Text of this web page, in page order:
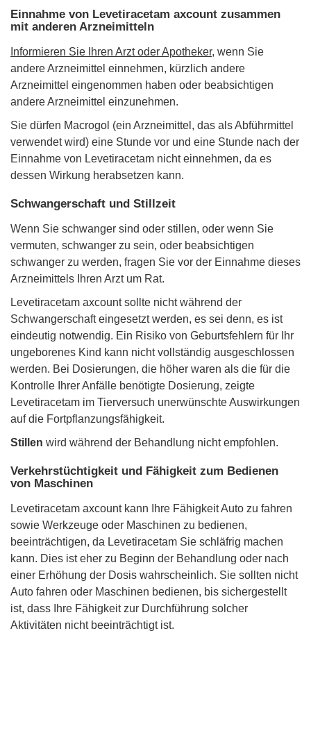
Einnahme von Levetiracetam axcount zusammen
mit anderen Arzneimitteln
Informieren Sie Ihren Arzt oder Apotheker, wenn Sie
andere Arzneimittel einnehmen, kürzlich andere
Arzneimittel eingenommen haben oder beabsichtigen
andere Arzneimittel einzunehmen.
Sie dürfen Macrogol (ein Arzneimittel, das als Abführmittel
verwendet wird) eine Stunde vor und eine Stunde nach der
Einnahme von Levetiracetam nicht einnehmen, da es
dessen Wirkung herabsetzen kann.
Schwangerschaft und Stillzeit
Wenn Sie schwanger sind oder stillen, oder wenn Sie
vermuten, schwanger zu sein, oder beabsichtigen
schwanger zu werden, fragen Sie vor der Einnahme dieses
Arzneimittels Ihren Arzt um Rat.
Levetiracetam axcount sollte nicht während der
Schwangerschaft eingesetzt werden, es sei denn, es ist
eindeutig notwendig. Ein Risiko von Geburtsfehlern für Ihr
ungeborenes Kind kann nicht vollständig ausgeschlossen
werden. Bei Dosierungen, die höher waren als die für die
Kontrolle Ihrer Anfälle benötigte Dosierung, zeigte
Levetiracetam im Tierversuch unerwünschte Auswirkungen
auf die Fortpflanzungsfähigkeit.
Stillen wird während der Behandlung nicht empfohlen.
Verkehrstüchtigkeit und Fähigkeit zum Bedienen
von Maschinen
Levetiracetam axcount kann Ihre Fähigkeit Auto zu fahren
sowie Werkzeuge oder Maschinen zu bedienen,
beeinträchtigen, da Levetiracetam Sie schläfrig machen
kann. Dies ist eher zu Beginn der Behandlung oder nach
einer Erhöhung der Dosis wahrscheinlich. Sie sollten nicht
Auto fahren oder Maschinen bedienen, bis sichergestellt
ist, dass Ihre Fähigkeit zur Durchführung solcher
Aktivitäten nicht beeinträchtigt ist.